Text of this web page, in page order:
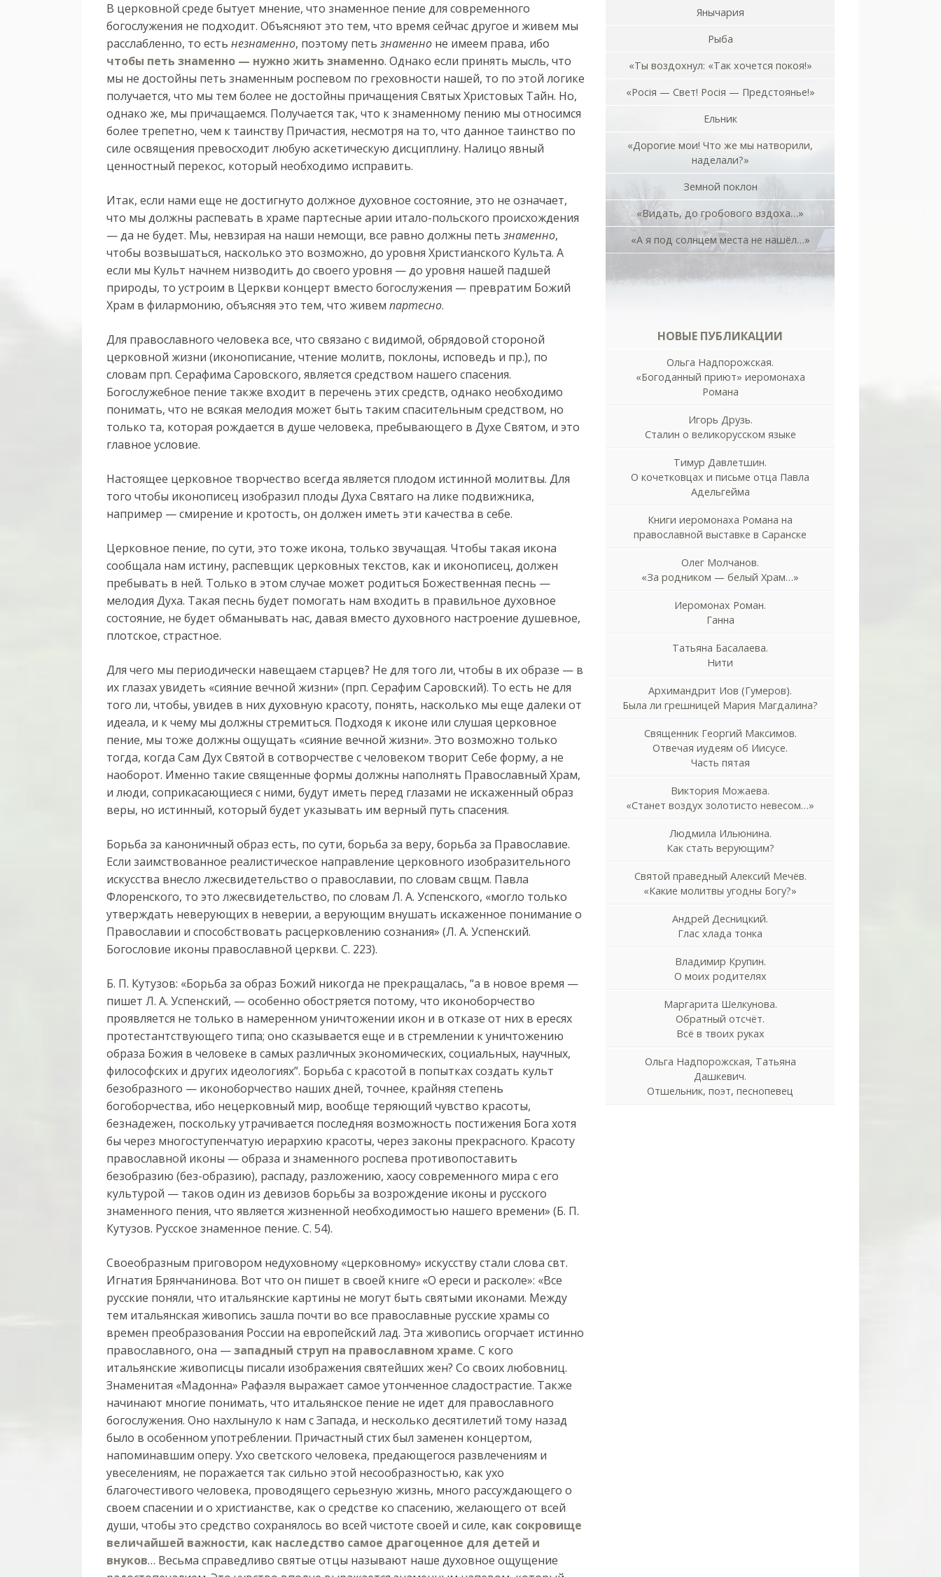
В церковной среде бытует мнение, что знаменное пение для современного
богослужения не подходит. Объясняют это тем, что время сейчас другое и живем мы
расслабленно, то естьнезнаменно, поэтому петьзнаменно не имеем права, ибо
чтобы петь знаменно — нужно жить знаменно. Однако если принять мысль, что
мы не достойны петь знаменным роспевом по греховности нашей, то по этой логике
получается, что мы тем более не достойны причащения Святых Христовых Тайн. Но,
однако же, мы причащаемся. Получается так, что к знаменному пению мы относимся
более трепетно, чем к таинству Причастия, несмотря на то, что данное таинство по
силе освящения превосходит любую аскетическую дисциплину. Налицо явный
ценностный перекос, который необходимо исправить.
Итак, если нами еще не достигнуто должное духовное состояние, это не означает,
что мы должны распевать в храме партесные арии итало-польского происхождения
— да не будет. Мы, невзирая на наши немощи, все равно должны петьзнаменно,
чтобы возвышаться, насколько это возможно, до уровня Христианского Культа. А
если мы Культ начнем низводить до своего уровня — до уровня нашей падшей
природы, то устроим в Церкви концерт вместо богослужения — превратим Божий
Храм в филармонию, объясняя это тем, что живемпартесно.
Для православного человека все, что связано с видимой, обрядовой стороной
церковной жизни (иконописание, чтение молитв, поклоны, исповедь и пр.), по
словам прп. Серафима Саровского, является средством нашего спасения.
Богослужебное пение также входит в перечень этих средств, однако необходимо
понимать, что не всякая мелодия может быть таким спасительным средством, но
только та, которая рождается в душе человека, пребывающего в Духе Святом, и это
главное условие.
Настоящее церковное творчество всегда является плодом истинной молитвы. Для
того чтобы иконописец изобразил плоды Духа Святаго на лике подвижника,
например — смирение и кротость, он должен иметь эти качества в себе.
Церковное пение, по сути, это тоже икона, только звучащая. Чтобы такая икона
сообщала нам истину, распевщик церковных текстов, как и иконописец, должен
пребывать в ней. Только в этом случае может родиться Божественная песнь —
мелодия Духа. Такая песнь будет помогать нам входить в правильное духовное
состояние, не будет обманывать нас, давая вместо духовного настроение душевное,
плотское, страстное.
Для чего мы периодически навещаем старцев? Не для того ли, чтобы в их образе — в
их глазах увидеть «сияние вечной жизни» (прп. Серафим Саровский). То есть не для
того ли, чтобы, увидев в них духовную красоту, понять, насколько мы еще далеки от
идеала, и к чему мы должны стремиться. Подходя к иконе или слушая церковное
пение, мы тоже должны ощущать «сияние вечной жизни». Это возможно только
тогда, когда Сам Дух Святой в сотворчестве с человеком творит Себе форму, а не
наоборот. Именно такие священные формы должны наполнять Православный Храм,
и люди, соприкасающиеся с ними, будут иметь перед глазами не искаженный образ
веры, но истинный, который будет указывать им верный путь спасения.
Борьба за каноничный образ есть, по сути, борьба за веру, борьба за Православие.
Если заимствованное реалистическое направление церковного изобразительного
искусства внесло лжесвидетельство о православии, по словам свщм. Павла
Флоренского, то это лжесвидетельство, по словам Л. А. Успенского, «могло только
утверждать неверующих в неверии, а верующим внушать искаженное понимание о
Православии и способствовать расцерковлению сознания» (Л. А. Успенский.
Богословие иконы православной церкви. С. 223).
Б. П. Кутузов: «Борьба за образ Божий никогда не прекращалась, “а в новое время —
пишет Л. А. Успенский, — особенно обостряется потому, что иконоборчество
проявляется не только в намеренном уничтожении икон и в отказе от них в ересях
протестантствующего типа; оно сказывается еще и в стремлении к уничтожению
образа Божия в человеке в самых различных экономических, социальных, научных,
философских и других идеологиях”. Борьба с красотой в попытках создать культ
безобразного — иконоборчество наших дней, точнее, крайняя степень
богоборчества, ибо нецерковный мир, вообще теряющий чувство красоты,
безнадежен, поскольку утрачивается последняя возможность постижения Бога хотя
бы через многоступенчатую иерархию красоты, через законы прекрасного. Красоту
православной иконы — образа и знаменного роспева противопоставить
безобразию (без-образию), распаду, разложению, хаосу современного мира с его
культурой — таков один из девизов борьбы за возрождение иконы и русского
знаменного пения, что является жизненной необходимостью нашего времени» (Б. П.
Кутузов. Русское знаменное пение. С. 54).
Своеобразным приговором недуховному «церковному» искусству стали слова свт.
Игнатия Брянчанинова. Вот что он пишет в своей книге «О ереси и расколе»: «Все
русские поняли, что итальянские картины не могут быть святыми иконами. Между
тем итальянская живопись зашла почти во все православные русские храмы со
времен преобразования России на европейский лад. Эта живопись огорчает истинно
православного, она —западный струп на православном храме. С кого
итальянские живописцы писали изображения святейших жен? Со своих любовниц.
Знаменитая «Мадонна» Рафаэля выражает самое утонченное сладострастие. Также
начинают многие понимать, что итальянское пение не идет для православного
богослужения. Оно нахлынуло к нам с Запада, и несколько десятилетий тому назад
было в особенном употреблении. Причастный стих был заменен концертом,
напоминавшим оперу. Ухо светского человека, предающегося развлечениям и
увеселениям, не поражается так сильно этой несообразностью, как ухо
благочестивого человека, проводящего серьезную жизнь, много рассуждающего о
своем спасении и о христианстве, как о средстве ко спасению, желающего от всей
души, чтобы это средство сохранялось во всей чистоте своей и силе, как сокровище
величайшей важности, как наследство самое драгоценное для детей и
внуков… Весьма справедливо святые отцы называют наше духовное ощущение
Янычария
Рыба
«Ты воздохнул: «Так хочется покоя!»
«Росiя — Свет! Росiя — Предстоянье!»
Ельник
«Дорогие мои! Что же мы натворили,
наделали?»
Земной поклон
«Видать, до гробового вздоха…»
«А я под солнцем места не нашёл…»
НОВЫЕ ПУБЛИКАЦИИ
Ольга Надпорожская.
«Богоданный приют» иеромонаха
Романа
Игорь Друзь.
Сталин о великорусском языке
Тимур Давлетшин.
О кочетковцах и письме отца Павла
Адельгейма
Книги иеромонаха Романа на
православной выставке в Саранске
Олег Молчанов.
«За родником — белый Храм…»
Иеромонах Роман.
Ганна
Татьяна Басалаева.
Нити
Архимандрит Иов (Гумеров).
Была ли грешницей Мария Магдалина?
Священник Георгий Максимов.
Отвечая иудеям об Иисусе.
Часть пятая
Виктория Можаева.
«Станет воздух золотисто невесом…»
Людмила Ильюнина.
Как стать верующим?
Святой праведный Алексий Мечёв.
«Какие молитвы угодны Богу?»
Андрей Десницкий.
Глас хлада тонка
Владимир Крупин.
О моих родителях
Маргарита Шелкунова.
Обратный отсчёт.
Всё в твоих руках
Ольга Надпорожская, Татьяна
Дашкевич.
Отшельник, поэт, песнопевец